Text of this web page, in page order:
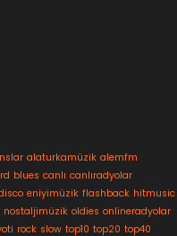
alaturkamüzik alemfm
blues canlı canlıradyolar
eniyimüzik flashback hitmusic
nostaljimüzik oldies onlineradyolar
rock slow top10 top20 top40